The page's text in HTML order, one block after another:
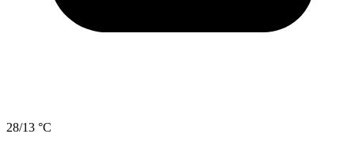
28/13 °C